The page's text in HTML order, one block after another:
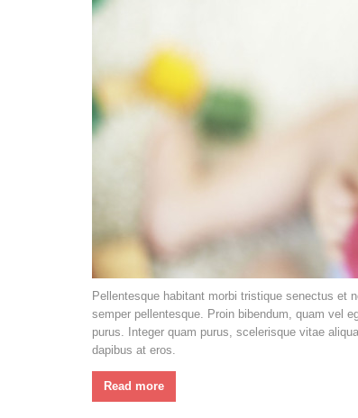
Pellentesque habitant morbi tristique senectus et
semper pellentesque. Proin bibendum, quam vel
purus. Integer quam purus, scelerisque vitae
dapibus at eros.
Read more